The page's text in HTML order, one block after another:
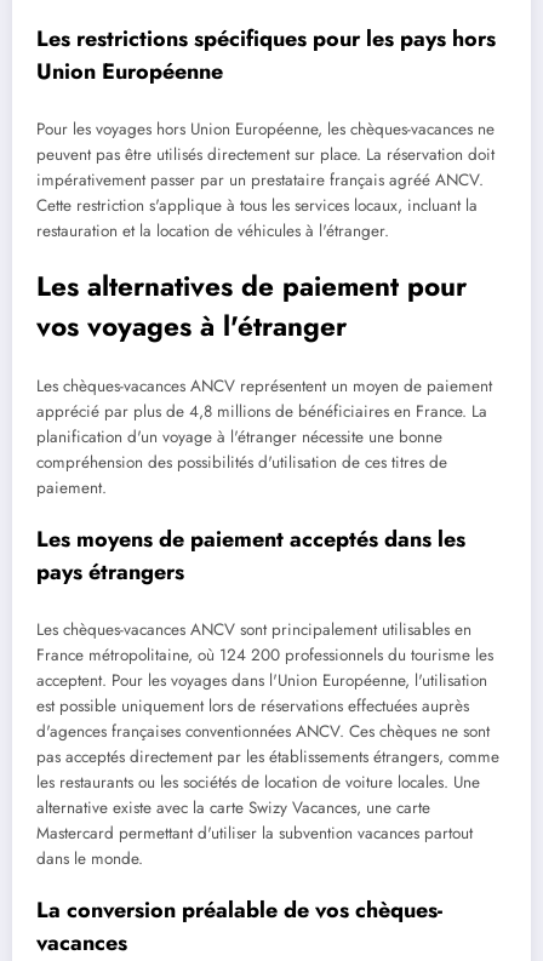
Les restrictions spécifiques pour les pays hors
Union Européenne
Pour les voyages hors Union Européenne, les chèques-vacances ne
peuvent pas être utilisés directement sur place. La réservation doit
impérativement passer par un prestataire français agréé ANCV.
Cette restriction s'applique à tous les services locaux, incluant la
restauration et la location de véhicules à l'étranger.
Les alternatives de paiement pour
vos voyages à l'étranger
Les chèques-vacances ANCV représentent un moyen de paiement
apprécié par plus de 4,8 millions de bénéficiaires en France. La
planification d'un voyage à l'étranger nécessite une bonne
compréhension des possibilités d'utilisation de ces titres de
paiement.
Les moyens de paiement acceptés dans les
pays étrangers
Les chèques-vacances ANCV sont principalement utilisables en
France métropolitaine, où 124 200 professionnels du tourisme les
acceptent. Pour les voyages dans l'Union Européenne, l'utilisation
est possible uniquement lors de réservations effectuées auprès
d'agences françaises conventionnées ANCV. Ces chèques ne sont
pas acceptés directement par les établissements étrangers, comme
les restaurants ou les sociétés de location de voiture locales. Une
alternative existe avec la carte Swizy Vacances, une carte
Mastercard permettant d'utiliser la subvention vacances partout
dans le monde.
La conversion préalable de vos chèques-
vacances